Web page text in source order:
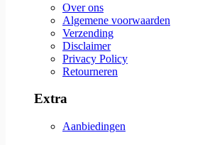
Over ons
Algemene voorwaarden
Verzending
Disclaimer
Privacy Policy
Retourneren
Extra
Aanbiedingen